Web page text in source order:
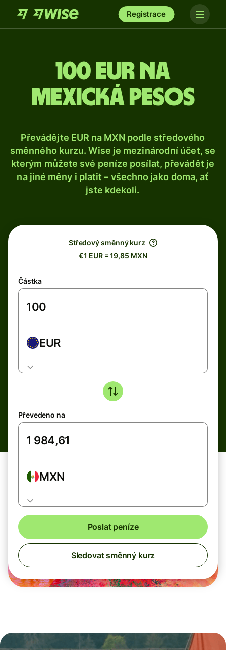
Registrace
100 eur na
mexická pesos
Převádějte EUR na MXN podle středového
směnného kurzu. Wise je mezinárodní účet, se
kterým můžete své peníze posílat, převádět je
na jiné měny i platit – všechno jako doma, ať
jste kdekoli.
Středový směnný kurz
€1 EUR = 19,85 MXN
Částka
EUR
Převedeno na
MXN
Poslat peníze
Sledovat směnný kurz